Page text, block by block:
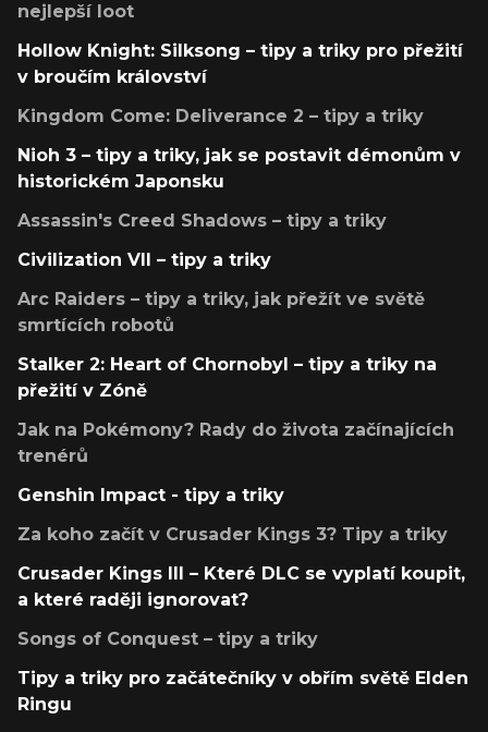
nejlepší loot
Hollow Knight: Silksong – tipy a triky pro přežití
v broučím království
Kingdom Come: Deliverance 2 – tipy a triky
Nioh 3 – tipy a triky, jak se postavit démonům v
historickém Japonsku
Assassin's Creed Shadows – tipy a triky
Civilization VII – tipy a triky
Arc Raiders – tipy a triky, jak přežít ve světě
smrtících robotů
Stalker 2: Heart of Chornobyl – tipy a triky na
přežití v Zóně
Jak na Pokémony? Rady do života začínajících
trenérů
Genshin Impact - tipy a triky
Za koho začít v Crusader Kings 3? Tipy a triky
Crusader Kings III – Které DLC se vyplatí koupit,
a které raději ignorovat?
Songs of Conquest – tipy a triky
Tipy a triky pro začátečníky v obřím světě Elden
Ringu